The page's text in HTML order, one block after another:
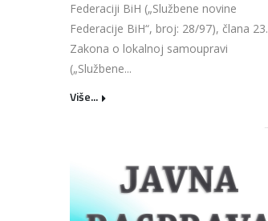
Federaciji BiH („Službene novine
Federacije BiH“, broj: 28/97), člana 23.
Zakona o lokalnoj samoupravi
(„Službene...
Više...